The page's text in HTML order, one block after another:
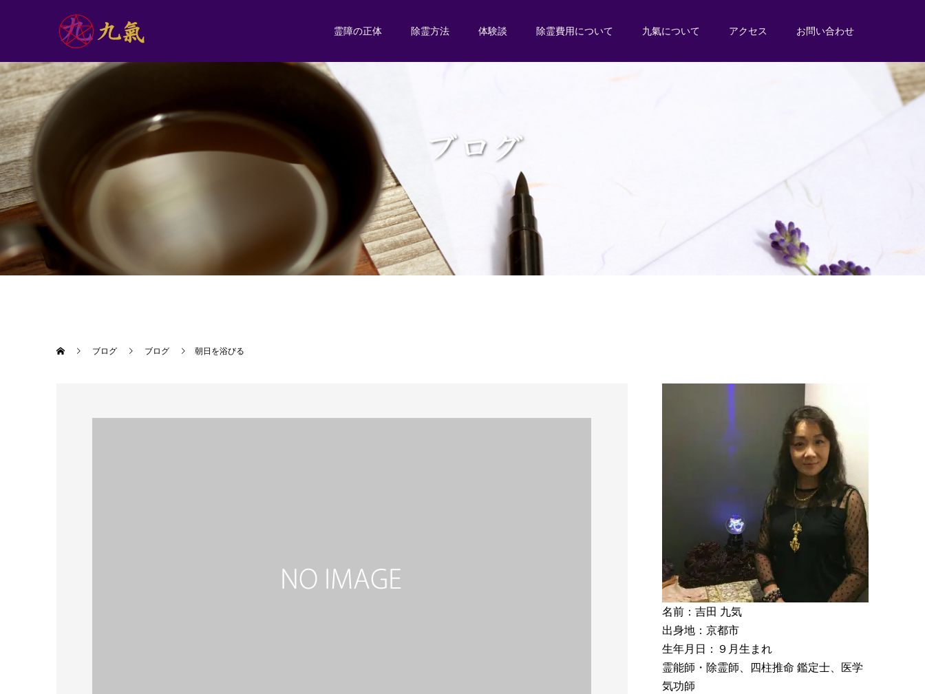
霊障の正体 除霊方法 体験談 除霊費用について 九氣について アクセス お問い合わせ
ブログ ブログ 朝日を浴びる
名前：吉田 九気
出身地：京都市
生年月日：９月生まれ
霊能師・除霊師、四柱推命 鑑定士、医学
気功師